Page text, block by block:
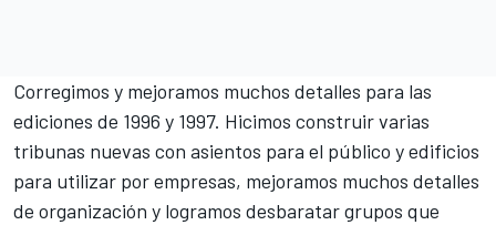
Corregimos y mejoramos muchos detalles para las
ediciones de 1996 y 1997. Hicimos construir varias
tribunas nuevas con asientos para el público y edificios
para utilizar por empresas, mejoramos muchos detalles
de organización y logramos desbaratar grupos que